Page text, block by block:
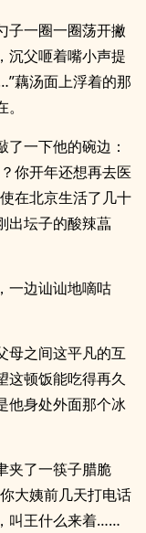
子一圈一圈荡开撇
沉父咂着嘴小声提
藕汤面上浮着的那
一下他的碗边：
你开年还想再去医
在北京生活了几十
出坛子的酸辣蕌
一边讪讪地嘀咕
母之间这平凡的互
这顿饭能吃得再久
他身处外面那个冰
夹了一筷子腊脆
大姨前几天打电话
叫王什么来着……